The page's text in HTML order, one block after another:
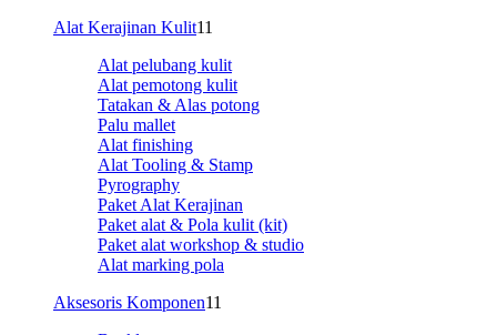
Alat Kerajinan Kulit11
Alat pelubang kulit
Alat pemotong kulit
Tatakan & Alas potong
Palu mallet
Alat finishing
Alat Tooling & Stamp
Pyrography
Paket Alat Kerajinan
Paket alat & Pola kulit (kit)
Paket alat workshop & studio
Alat marking pola
Aksesoris Komponen11